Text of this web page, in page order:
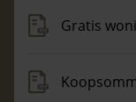
Maandag t/m
Gratis